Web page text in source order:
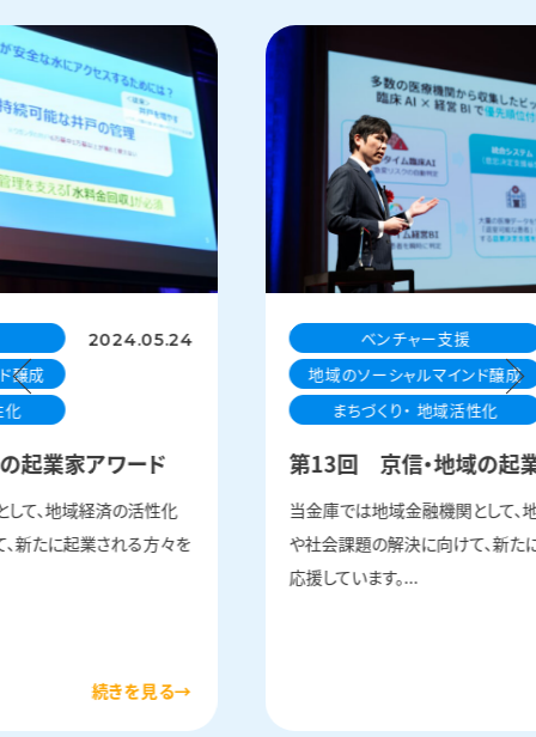
醸成
化
2024.05.24
起業家アワード
て、地域経済の活性化
新たに起業される方々を
ベンチャー支援
地域のソーシャルマインド醸成
まちづくり・ 地域活性化
第13回 京信・地域の起
当金庫では地域金融機関として、
や社会課題の解決に向けて、新た
応援しています。...